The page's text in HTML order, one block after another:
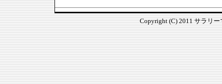
Copyright (C) 2011 サラリ